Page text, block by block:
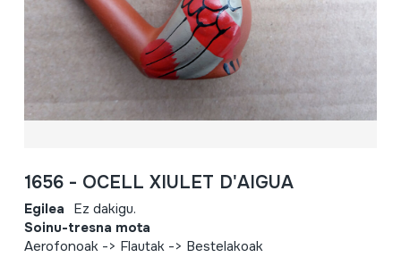
1656 - OCELL XIULET D'AIGUA
Egilea Ez dakigu.
Soinu-tresna mota
Aerofonoak -> Flautak -> Bestelakoak